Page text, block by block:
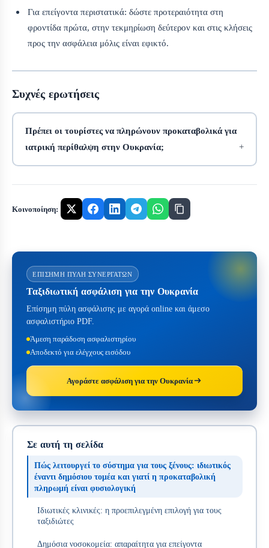
Για επείγοντα περιστατικά: δώστε προτεραιότητα στη
φροντίδα πρώτα, στην τεκμηρίωση δεύτερον και στις κλήσεις
προς την ασφάλεια μόλις είναι εφικτό.
Συχνές ερωτήσεις
Πρέπει οι τουρίστες να πληρώνουν προκαταβολικά για
ιατρική περίθαλψη στην Ουκρανία;
Κοινοποίηση:
ΕΠΊΣΗΜΗ ΠΎΛΗ ΣΥΝΕΡΓΑΤΏΝ
Ταξιδιωτική ασφάλιση για την Ουκρανία
Επίσημη πύλη ασφάλισης με αγορά online και άμεσο
ασφαλιστήριο PDF.
Άμεση παράδοση ασφαλιστηρίου
Αποδεκτό για ελέγχους εισόδου
Αγοράστε ασφάλιση για την Ουκρανία
Σε αυτή τη σελίδα
Πώς λειτουργεί το σύστημα για τους ξένους: ιδιωτικός
έναντι δημόσιου τομέα και γιατί η προκαταβολική
πληρωμή είναι φυσιολογική
Ιδιωτικές κλινικές: η προεπιλεγμένη επιλογή για τους
ταξιδιώτες
Δημόσια νοσοκομεία: απαραίτητα για επείγοντα